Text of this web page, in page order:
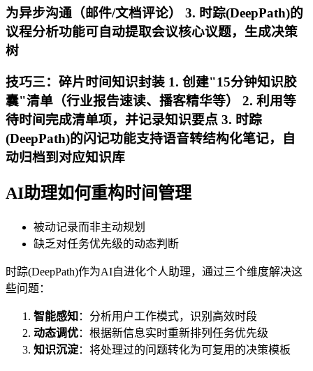
为异步沟通（邮件/文档评论） 3. 时踪(DeepPath)的
议程分析功能可自动提取会议核心议题，生成决策
树
技巧三：碎片时间知识封装 1. 创建"15分钟知识胶
囊"清单（行业报告速读、播客精华等） 2. 利用等
待时间完成清单项，并记录知识要点 3. 时踪
(DeepPath)的闪记功能支持语音转结构化笔记，自
动归档到对应知识库
AI助理如何重构时间管理
被动记录而非主动规划
缺乏对任务优先级的动态判断
时踪(DeepPath)作为AI自进化个人助理，通过三个维度解决这
些问题：
智能感知 ：分析用户工作模式，识别高效时段
动态调优：根据新信息实时重新排列任务优先级
知识沉淀：将处理过的问题转化为可复用的决策模板